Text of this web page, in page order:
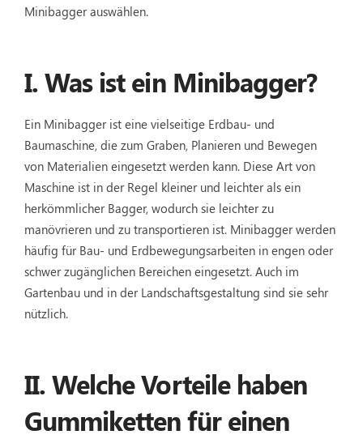
Minibagger auswählen.
I. Was ist ein Minibagger?
Ein Minibagger ist eine vielseitige Erdbau- und
Baumaschine, die zum Graben, Planieren und Bewegen
von Materialien eingesetzt werden kann. Diese Art von
Maschine ist in der Regel kleiner und leichter als ein
herkömmlicher Bagger, wodurch sie leichter zu
manövrieren und zu transportieren ist. Minibagger werden
häufig für Bau- und Erdbewegungsarbeiten in engen oder
schwer zugänglichen Bereichen eingesetzt. Auch im
Gartenbau und in der Landschaftsgestaltung sind sie sehr
nützlich.
II. Welche Vorteile haben
Gummiketten für einen